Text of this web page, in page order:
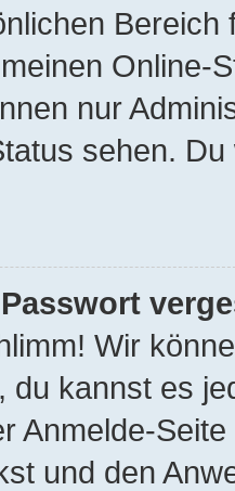
Online-
nur
sehen.
Wir
du kannst es
Anmelde-
und den